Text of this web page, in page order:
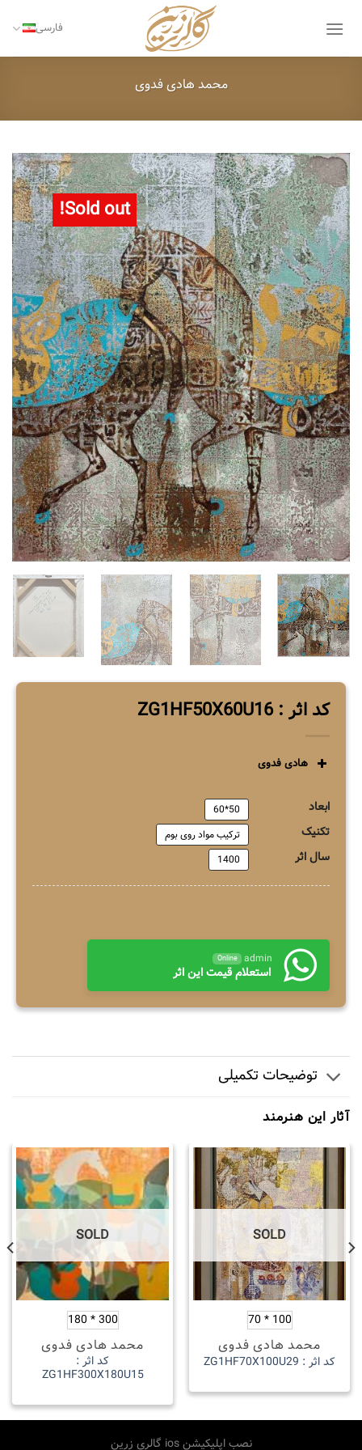
فارسی
محمد هادی فدوی
Sold out!
کد اثر : ZG1HF50X60U16
هادی فدوی
ابعاد 50*60
تکنیک ترکیب مواد روی بوم
سال اثر 1400
admin
Online
استعلام قیمت این اثر
توضیحات تکمیلی
آثار این هنرمند
SOLD
100 * 70
محمد هادی فدوی
کد اثر : ZG1HF70X100U29
SOLD
300 * 180
محمد هادی فدوی
کد اثر :
ZG1HF300X180U15
نصب اپلیکیشن ios گالری زرین